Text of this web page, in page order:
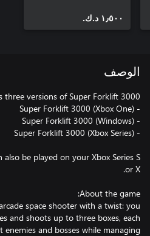
١٫٥٠٠ د.ك.‏
الوصف
also be played on your Xbox Series S
space shooter with a twist: you
and shoots up to three boxes, each
enemies and bosses while managing